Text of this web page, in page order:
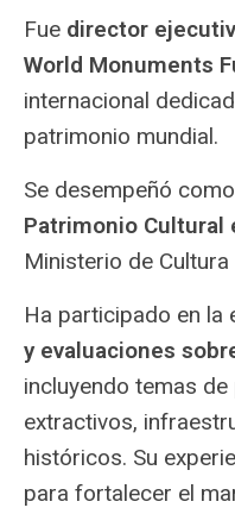
Fue director
World Monuments
internacional
patrimonio mundial.
Se desempeñó como
Patrimonio Cultural
Ministerio de Cultura
Ha participado en la
y evaluaciones
incluyendo temas
extractivos,
históricos. Su
para fortalecer el